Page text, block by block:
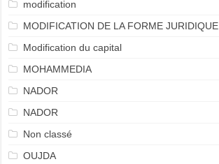
modification
MODIFICATION DE LA FORME JURIDIQUE
Modification du capital
MOHAMMEDIA
NADOR
NADOR
Non classé
OUJDA